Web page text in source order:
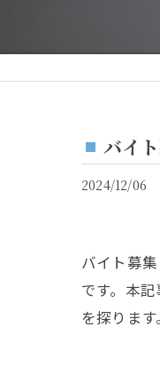
バイ
2024/12/06
バイト募
です。本
を探りま